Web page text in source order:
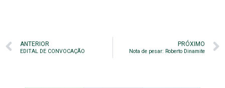
ANTERIOR
EDITAL DE CONVOCAÇÃO
PRÓXIMO
Nota de pesar: Roberto Dinamite